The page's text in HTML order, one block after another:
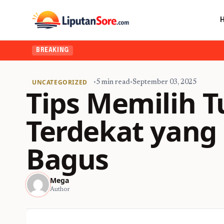
BREAKING
UNCATEGORIZED •5 min read•September 03, 2025
Tips Memilih
Terdekat
Bagus
Mega
Author